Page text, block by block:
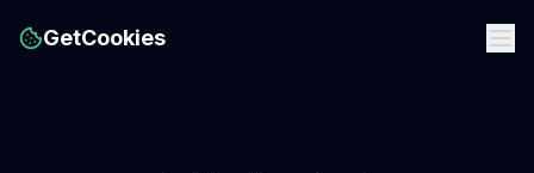
GetCookies